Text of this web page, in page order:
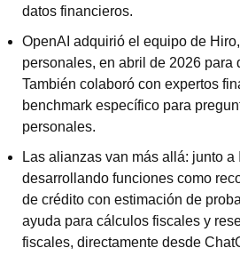
datos financieros.
OpenAI adquirió el equipo de
personales, en abril de 2026 para
También colaboró con expertos
benchmark específico para
personales.
Las alianzas van más allá: junto a
desarrollando funciones como
de crédito con estimación de
ayuda para cálculos fiscales y
fiscales, directamente desde